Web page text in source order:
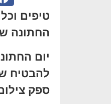
טיפים
החתונה
יום
להבטיח
ספק